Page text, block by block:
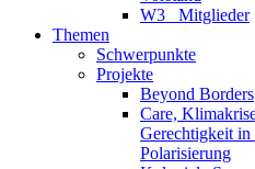
W3_ Mitglieder
Themen
Schwerpunkte
Projekte
Beyond Borders
Care,
Gerechtigkeit in
Polarisierung